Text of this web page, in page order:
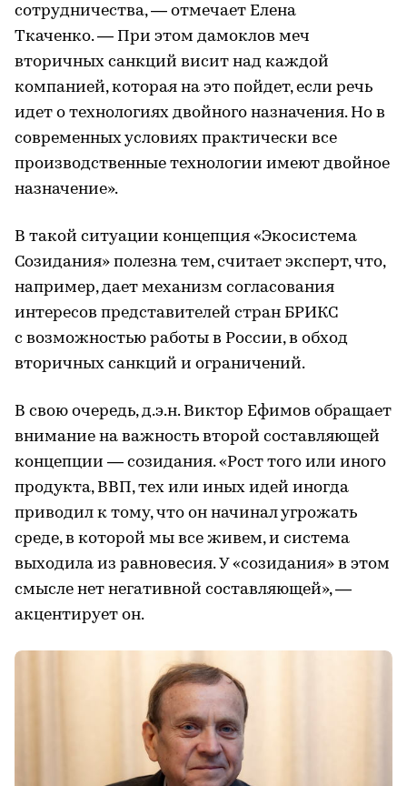
сотрудничества, — отмечает Елена
Ткаченко. — При этом дамоклов меч
вторичных санкций висит над каждой
компанией, которая на это пойдет, если речь
идет о технологиях двойного назначения. Но в
современных условиях практически все
производственные технологии имеют двойное
назначение».
В такой ситуации концепция «Экосистема
Созидания» полезна тем, считает эксперт, что,
например, дает механизм согласования
интересов представителей стран БРИКС
с возможностью работы в России, в обход
вторичных санкций и ограничений.
В свою очередь, д.э.н. Виктор Ефимов обращает
внимание на важность второй составляющей
концепции — созидания. «Рост того или иного
продукта, ВВП, тех или иных идей иногда
приводил к тому, что он начинал угрожать
среде, в которой мы все живем, и система
выходила из равновесия. У «созидания» в этом
смысле нет негативной составляющей», —
акцентирует он.